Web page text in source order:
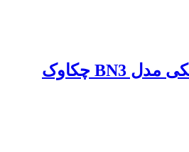
سرویتور دندانپزشکی مدل BN3 چکاوک